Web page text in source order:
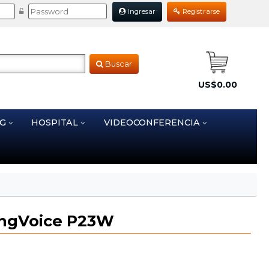
Ingresar Registrarse
Buscar
US$0.00
HOSPITAL VIDEOCONFERENCIA
P23W